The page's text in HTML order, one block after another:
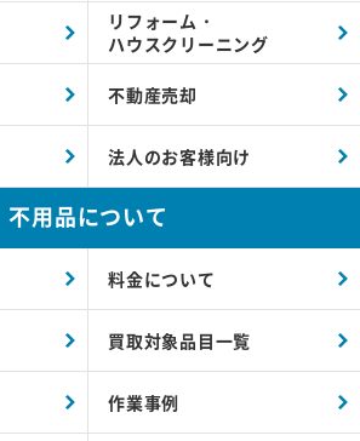
リフォーム・
ハウスクリーニング
不動産売却
法人のお客様向け
不用品について
料金について
買取対象品目一覧
作業事例